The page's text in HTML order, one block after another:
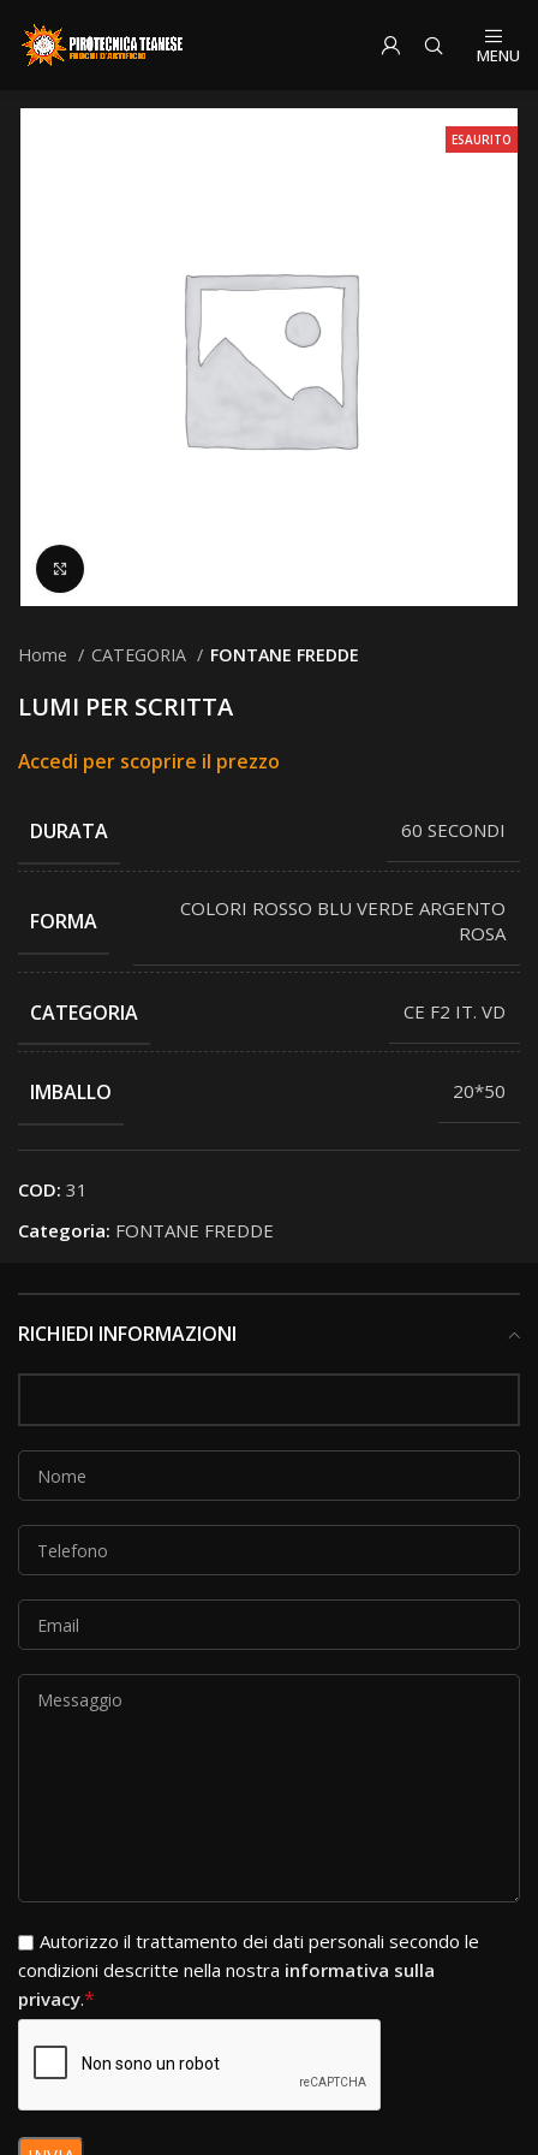
MENU
ESAURITO
Home CATEGORIA FONTANE FREDDE
LUMI PER SCRITTA
Accedi per scoprire il prezzo
DURATA 60 SECONDI
FORMA
COLORI ROSSO BLU VERDE ARGENTO
ROSA
CATEGORIA CE F2 IT. VD
IMBALLO 20*50
COD: 31
Categoria: FONTANE FREDDE
RICHIEDI INFORMAZIONI
Si prega di lasciare vuoto questo campo.
Autorizzo il trattamento dei dati personali secondo le
condizioni descritte nella nostra informativa sulla
privacy.*